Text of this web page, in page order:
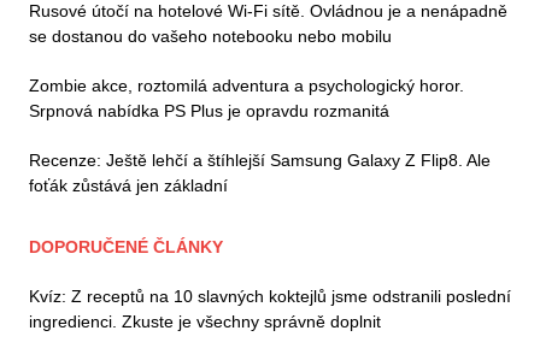
Rusové útočí na hotelové Wi-Fi sítě. Ovládnou je a nenápadně
se dostanou do vašeho notebooku nebo mobilu
Zombie akce, roztomilá adventura a psychologický horor.
Srpnová nabídka PS Plus je opravdu rozmanitá
Recenze: Ještě lehčí a štíhlejší Samsung Galaxy Z Flip8. Ale
foťák zůstává jen základní
DOPORUČENÉ ČLÁNKY
Kvíz: Z receptů na 10 slavných koktejlů jsme odstranili poslední
ingredienci. Zkuste je všechny správně doplnit